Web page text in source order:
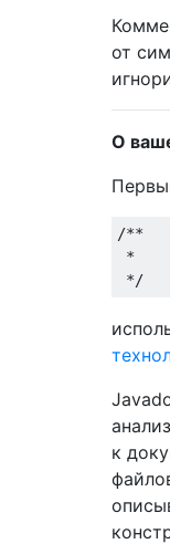
от
О
/**
*
*/
к